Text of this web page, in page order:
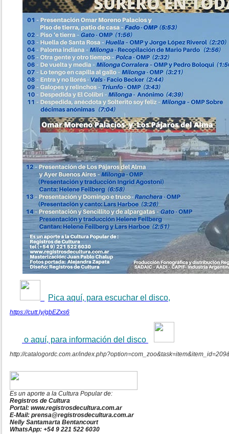
Pica aquí, para escuchar el disco,
https://cutt.ly/gbEZxs6
o aquí, para información del disco
http://catalogordc.com.ar/
Es un aporte a la Cultura Popular de:
Registros de Cultura
Portal: www.registrosdecultura.com.ar
E-Mail: prensa@registrosdecultura.com.ar
Nelly Santamarta Bentancourt
WhatsApp: +54 9 221 522 6030